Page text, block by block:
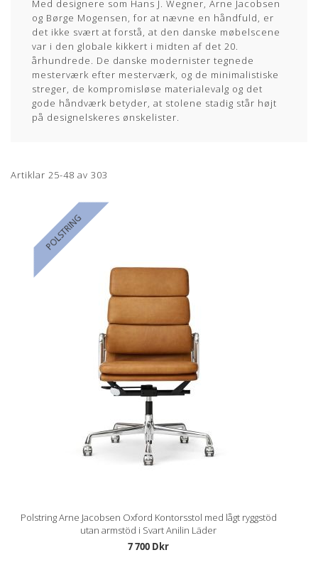
Med designere som Hans J. Wegner, Arne Jacobsen
og Børge Mogensen, for at nævne en håndfuld, er
det ikke svært at forstå, at den danske møbelscene
var i den globale kikkert i midten af det 20.
århundrede. De danske modernister tegnede
mesterværk efter mesterværk, og de minimalistiske
streger, de kompromisløse materialevalg og det
gode håndværk betyder, at stolene stadig står højt
på designelskeres ønskelister.
Artiklar 25-48 av 303
POLSTRING
Polstring Arne Jacobsen Oxford Kontorsstol med lågt ryggstöd
utan armstöd i Svart Anilin Läder
7 700 Dkr